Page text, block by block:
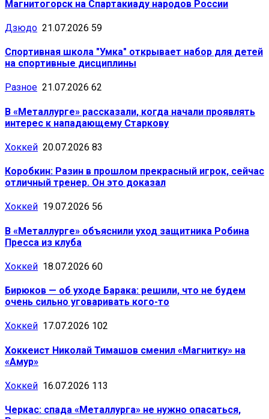
Магнитогорск на Спартакиаду народов России
Дзюдо 21.07.2026 59
Спортивная школа "Умка" открывает набор для детей
на спортивные дисциплины
Разное 21.07.2026 62
В «Металлурге» рассказали, когда начали проявлять
интерес к нападающему Старкову
Хоккей 20.07.2026 83
Коробкин: Разин в прошлом прекрасный игрок, сейчас
отличный тренер. Он это доказал
Хоккей 19.07.2026 56
В «Металлурге» объяснили уход защитника Робина
Пресса из клуба
Хоккей 18.07.2026 60
Бирюков — об уходе Барака: решили, что не будем
очень сильно уговаривать кого-то
Хоккей 17.07.2026 102
Хоккеист Николай Тимашов сменил «Магнитку» на
«Амур»
Хоккей 16.07.2026 113
Черкас: спада «Металлурга» не нужно опасаться,